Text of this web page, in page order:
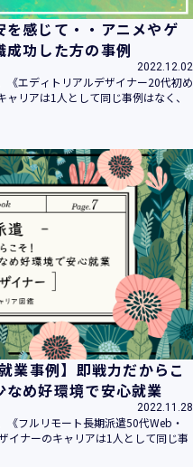
感じて・・アニメやゲ
功した方の事例
2022.12.02
エディトリアルデザイナー20代初め
リアは1人として同じ事例はなく、
業事例】即戦力だからこ
め好環境で安心就業
2022.11.28
フルリモート長期派遣50代Web・
イナーのキャリアは1人として同じ事